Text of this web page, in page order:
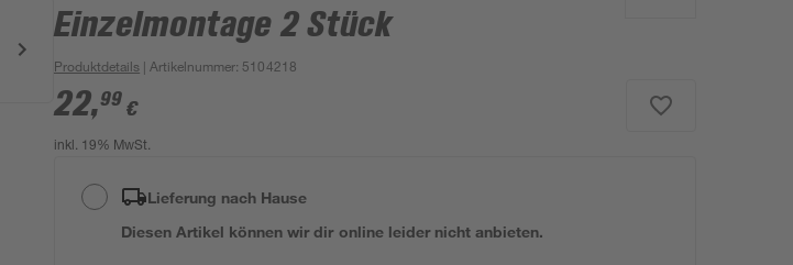
Einzelmontage 2 Stück
Produktdetails | Artikelnummer: 5104218
22,99 €
inkl. 19% MwSt.
Lieferung nach Hause
Diesen Artikel können wir dir online leider nicht anbieten.